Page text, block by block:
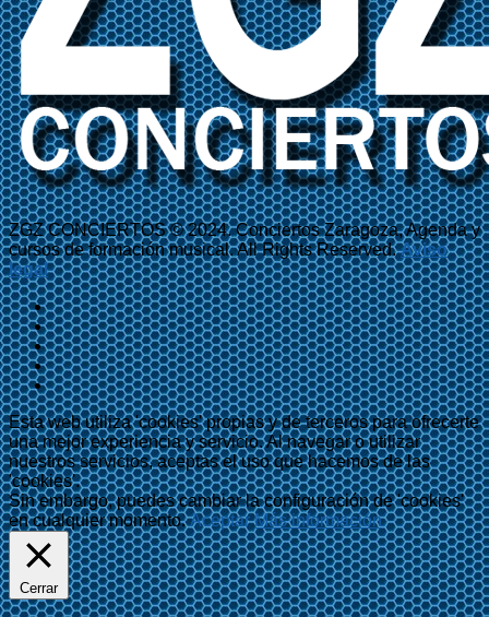
ZGZ CONCIERTOS © 2024. Conciertos Zaragoza, Agenda y
cursos de formación musical. All Rights Reserved.Aviso
legal
Esta web utiliza 'cookies' propias y de terceros para ofrecerte
una mejor experiencia y servicio. Al navegar o utilizar
nuestros servicios, aceptas el uso que hacemos de las
'cookies'.
Sin embargo, puedes cambiar la configuración de 'cookies'
en cualquier momento.Aceptar Más información
Cerrar